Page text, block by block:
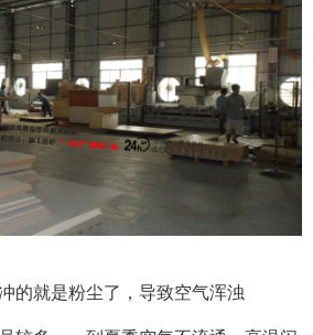
的就是粉尘了，导致空气浑浊